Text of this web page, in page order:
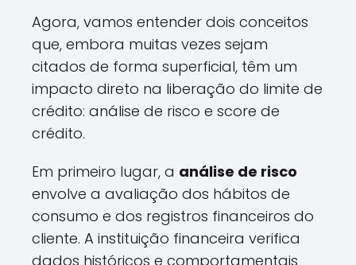
Agora, vamos entender dois conceitos
que, embora muitas vezes sejam
citados de forma superficial, têm um
impacto direto na liberação do limite de
crédito: análise de risco e score de
crédito.
Em primeiro lugar, a análise de risco
envolve a avaliação dos hábitos de
consumo e dos registros financeiros do
cliente. A instituição financeira verifica
dados históricos e comportamentais